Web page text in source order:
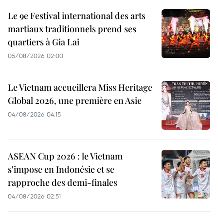
Le 9e Festival international des arts
martiaux traditionnels prend ses
quartiers à Gia Lai
05/08/2026 02:00
Le Vietnam accueillera Miss Heritage
Global 2026, une première en Asie
04/08/2026 04:15
ASEAN Cup 2026 : le Vietnam
s'impose en Indonésie et se
rapproche des demi-finales
04/08/2026 02:51